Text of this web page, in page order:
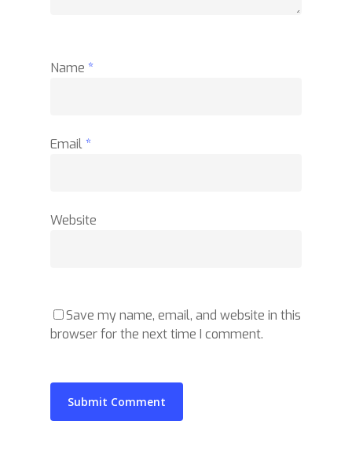
Name *
Email*
Website
Save my name, email, and website in this
browser for the next time I comment.